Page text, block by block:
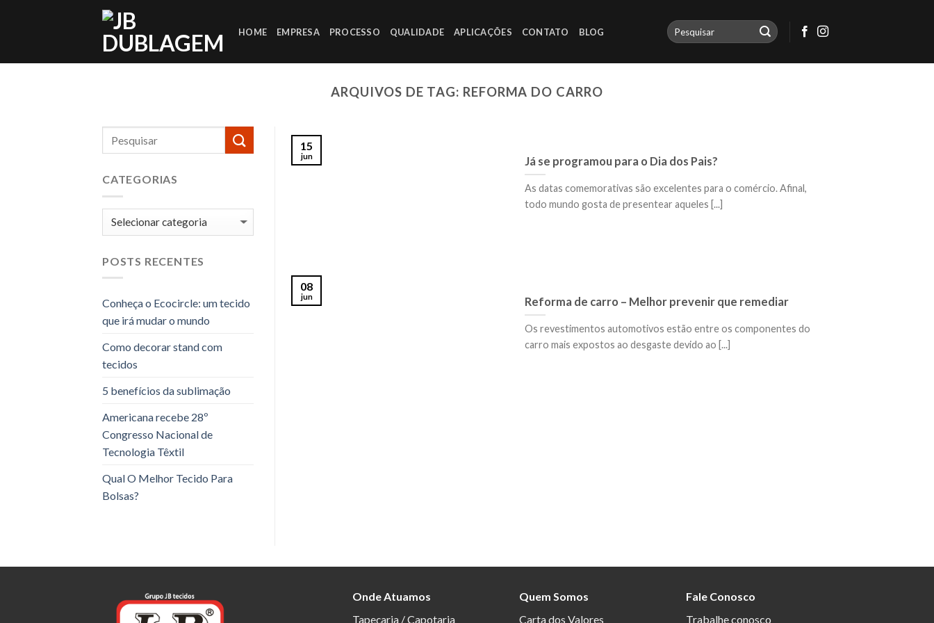
HOME EMPRESA PROCESSO QUALIDADE APLICAÇÕES CONTATO BLOG
ARQUIVOS DE TAG: REFORMA DO CARRO
CATEGORIAS
Categorias
POSTS RECENTES
Conheça o Ecocircle: um tecido
que irá mudar o mundo
Como decorar stand com
tecidos
5 benefícios da sublimação
Americana recebe 28º
Congresso Nacional de
Tecnologia Têxtil
Qual O Melhor Tecido Para
Bolsas?
Já se programou para o Dia dos Pais?
As datas comemorativas são excelentes para o comércio. Afinal,
todo mundo gosta de presentear aqueles [...]
15
jun
Reforma de carro – Melhor prevenir que remediar
Os revestimentos automotivos estão entre os componentes do
carro mais expostos ao desgaste devido ao [...]
08
jun
Onde Atuamos
Tapeçaria / Capotaria
Quem Somos
Carta dos Valores
Fale Conosco
Trabalhe conosco